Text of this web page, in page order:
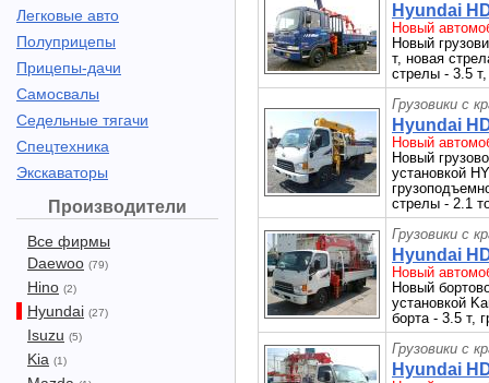
Легковые авто
Полуприцепы
Прицепы-дачи
Самосвалы
Седельные тягачи
Спецтехника
Экскаваторы
Производители
Все фирмы
Daewoo (79)
Hino (2)
Hyundai (27)
Isuzu (5)
Kia (1)
Hyundai
Новый
Новый
т, новая
стрелы - 3.5
Грузовики с
Hyundai
Новый
Новый
установкой
стрелы - 2.1
Грузовики с
Hyundai
Новый
Новый
установкой
борта - 3.5 т,
Грузовики с
Hyundai